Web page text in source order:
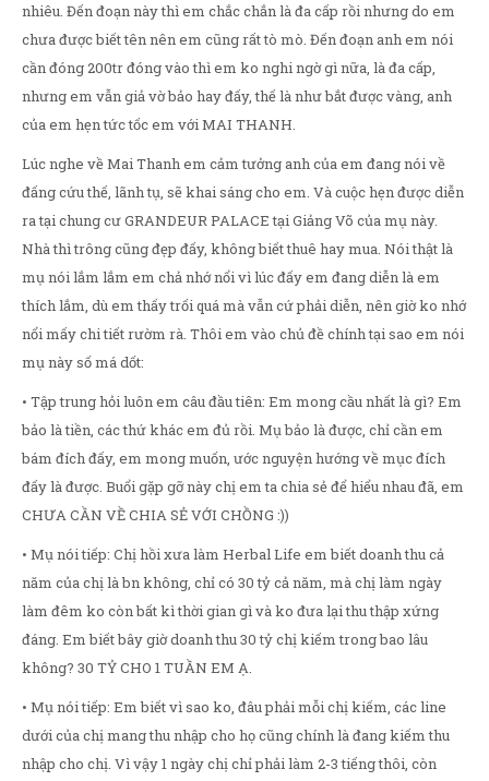
nhiêu. Đến đoạn này thì em chắc chắn là đa cấp rồi nhưng do em
chưa được biết tên nên em cũng rất tò mò. Đến đoạn anh em nói
cần đóng 200tr đóng vào thì em ko nghi ngờ gì nữa, là đa cấp,
nhưng em vẫn giả vờ bảo hay đấy, thế là như bắt được vàng, anh
của em hẹn tức tốc em với MAI THANH.
Lúc nghe về Mai Thanh em cảm tưởng anh của em đang nói về
đấng cứu thế, lãnh tụ, sẽ khai sáng cho em. Và cuộc hẹn được diễn
ra tại chung cư GRANDEUR PALACE tại Giảng Võ của mụ này.
Nhà thì trông cũng đẹp đấy, không biết thuê hay mua. Nói thật là
mụ nói lắm lắm em chả nhớ nổi vì lúc đấy em đang diễn là em
thích lắm, dù em thấy trối quá mà vẫn cứ phải diễn, nên giờ ko nhớ
nổi mấy chi tiết rườm rà. Thôi em vào chủ đề chính tại sao em nói
mụ này số má dốt:
• Tập trung hỏi luôn em câu đầu tiên: Em mong cầu nhất là gì? Em
bảo là tiền, các thứ khác em đủ rồi. Mụ bảo là được, chỉ cần em
bám đích đấy, em mong muốn, ước nguyện hướng về mục đích
đấy là được. Buổi gặp gỡ này chị em ta chia sẻ để hiểu nhau đã, em
CHƯA CẦN VỀ CHIA SẺ VỚI CHỒNG :))
• Mụ nói tiếp: Chị hồi xưa làm Herbal Life em biết doanh thu cả
năm của chị là bn không, chỉ có 30 tỷ cả năm, mà chị làm ngày
làm đêm ko còn bất kì thời gian gì và ko đưa lại thu thập xứng
đáng. Em biết bây giờ doanh thu 30 tỷ chị kiếm trong bao lâu
không? 30 TỶ CHO 1 TUẦN EM Ạ.
• Mụ nói tiếp: Em biết vì sao ko, đâu phải mỗi chị kiếm, các line
dưới của chị mang thu nhập cho họ cũng chính là đang kiếm thu
nhập cho chị. Vì vậy 1 ngày chị chỉ phải làm 2-3 tiếng thôi, còn